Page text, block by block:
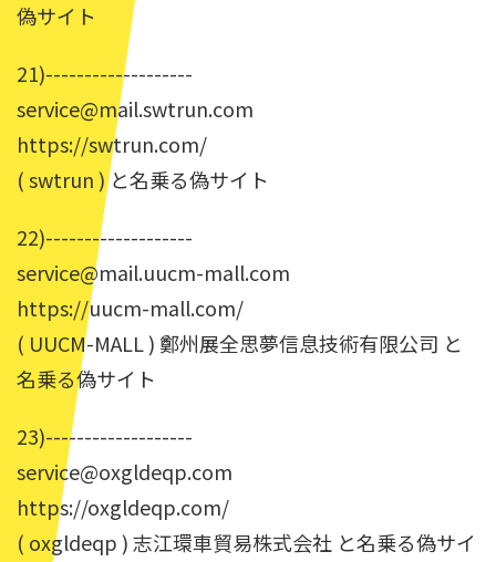
偽サイト
21)-------------------
service@mail.swtrun.com
https://swtrun.com/
( swtrun ) と名乗る偽サイト
22)-------------------
service@mail.uucm-mall.com
https://uucm-mall.com/
( UUCM-MALL ) 鄭州展全思夢信息技術有限公司 と
名乗る偽サイト
23)-------------------
service@oxgldeqp.com
https://oxgldeqp.com/
( oxgldeqp ) 志江環車貿易株式会社 と名乗る偽サイ